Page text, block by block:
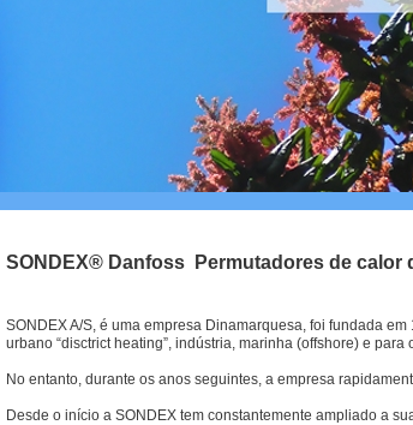
SONDEX A/S, é uma empresa Dinamarquesa, foi fundada
urbano “disctrict heating”, indústria, marinha (offshore) e
No entanto, durante os anos seguintes, a empresa
Desde o início a SONDEX tem constantemente ampliado a
SONDEX® Danfoss Permutadores de calor